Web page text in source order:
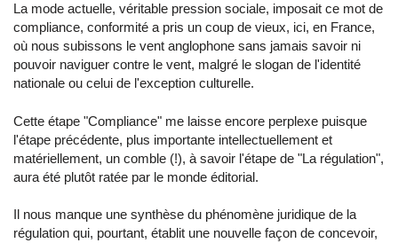
La mode actuelle, véritable pression sociale, imposait ce mot de
compliance, conformité a pris un coup de vieux, ici, en France,
où nous subissons le vent anglophone sans jamais savoir ni
pouvoir naviguer contre le vent, malgré le slogan de l'identité
nationale ou celui de l'exception culturelle.
Cette étape "Compliance" me laisse encore perplexe puisque
l'étape précédente, plus importante intellectuellement et
matériellement, un comble (!), à savoir l'étape de "La régulation",
aura été plutôt ratée par le monde éditorial.
Il nous manque une synthèse du phénomène juridique de la
régulation qui, pourtant, établit une nouvelle façon de concevoir,